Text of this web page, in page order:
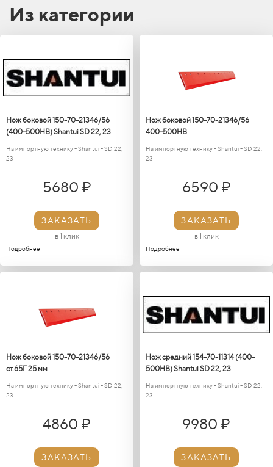
Из категории
Нож боковой 150-70-21346/56
(400-500HB) Shantui SD 22, 23
На импортную технику - Shantui - SD 22,
23
5680 ₽
ЗАКАЗАТЬ
в 1 клик
Подробнее
Нож боковой 150-70-21346/56
400-500HB
На импортную технику - Shantui - SD 22,
23
6590 ₽
ЗАКАЗАТЬ
в 1 клик
Подробнее
Нож боковой 150-70-21346/56
ст.65Г 25 мм
На импортную технику - Shantui - SD 22,
23
4860 ₽
ЗАКАЗАТЬ
Нож средний 154-70-11314 (400-
500HB) Shantui SD 22, 23
На импортную технику - Shantui - SD 22,
23
9980 ₽
ЗАКАЗАТЬ